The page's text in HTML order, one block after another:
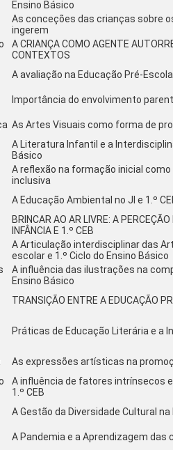
Ensino Básico
As conceções das crianças sobre
ingerem
A CRIANÇA COMO AGENTE
CONTEXTOS
A avaliação na Educação Pré-
Importância do envolvimento
As Artes Visuais como forma de
A Literatura Infantil e a
Básico
A reflexão na formação inicial
inclusiva
A Educação Ambiental no JI e 1.º
BRINCAR AO AR LIVRE: A
INFÂNCIA E 1.º CEB
A Articulação interdisciplinar das
escolar e 1.º Ciclo do Ensino Básico
A influência das ilustrações na
Ensino Básico
TRANSIÇÃO ENTRE A EDUCAÇÃO
Práticas de Educação Literária e a
As expressões artísticas na
A influência de fatores intrínsecos
1.º CEB
A Gestão da Diversidade Cultural
A Pandemia e a Aprendizagem das